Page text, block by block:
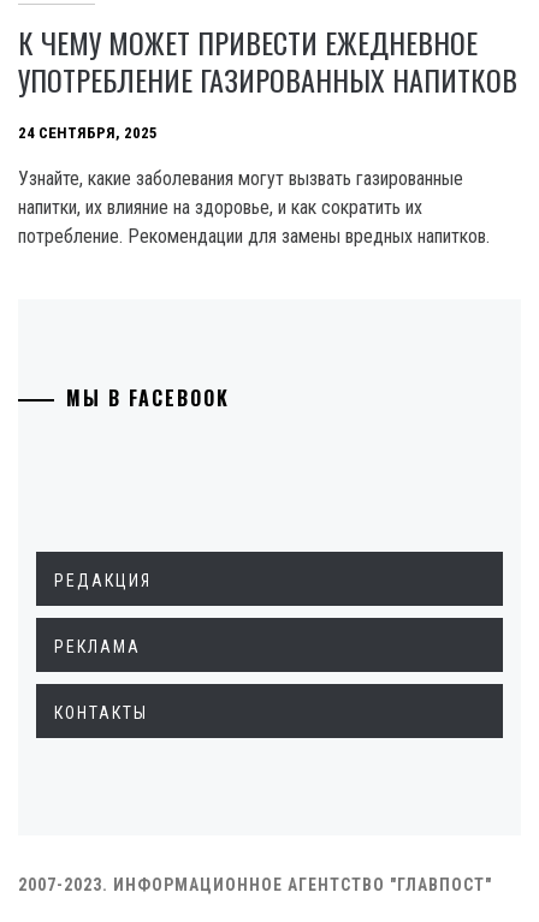
К ЧЕМУ МОЖЕТ ПРИВЕСТИ ЕЖЕДНЕВНОЕ
УПОТРЕБЛЕНИЕ ГАЗИРОВАННЫХ НАПИТКОВ
24 СЕНТЯБРЯ, 2025
Узнайте, какие заболевания могут вызвать газированные
напитки, их влияние на здоровье, и как сократить их
потребление. Рекомендации для замены вредных напитков.
МЫ В FACEBOOK
РЕДАКЦИЯ
РЕКЛАМА
КОНТАКТЫ
2007-2023. ИНФОРМАЦИОННОЕ АГЕНТСТВО "ГЛАВПОСТ"